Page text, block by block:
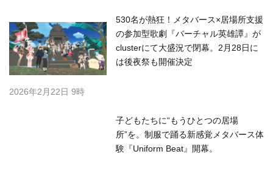
530名が熱狂！メタバース×居場所支援
の参加型歌劇『バーチャル英雄譚』が
clusterにて大盛況で閉幕。2月28日に
は後夜祭も開催決定
2026年2月22日 9時
子どもたちに“もうひとつの居場
所”を。制服で踊る新感覚メタバース体
験『Uniform Beat』開幕。